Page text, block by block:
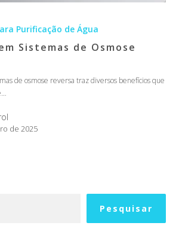
Purificação de Água
Sistemas de Osmose
de osmose reversa traz diversos benefícios que
de 2025
Pesquisar